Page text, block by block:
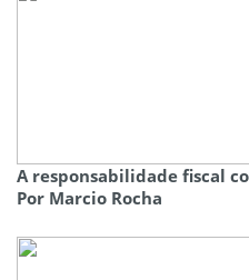
A responsabilidade fiscal
Por Marcio Rocha